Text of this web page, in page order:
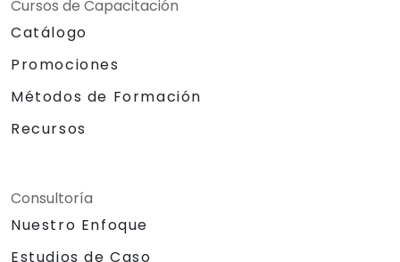
Cursos de Capacitación
Catálogo
Promociones
Métodos de Formación
Recursos
Consultoría
Nuestro Enfoque
Estudios de Caso